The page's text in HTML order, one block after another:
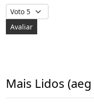
Avalie, por favor
Mais Lidos